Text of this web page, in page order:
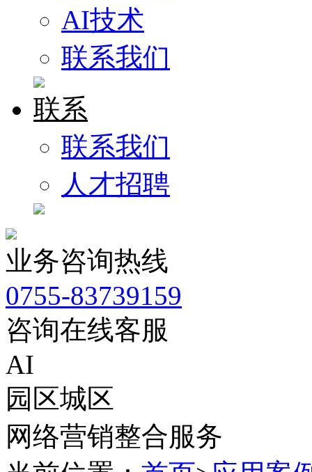
AI技术
联系我们
联系
联系我们
人才招聘
业务咨询热线
0755-83739159
咨询在线客服
AI
园区城区
网络营销整合服务